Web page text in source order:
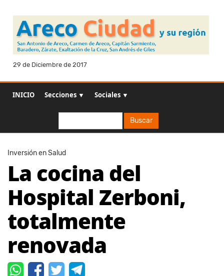
29 de Diciembre de 2017
INICIO Secciones ▼ Sociales ▼
Buscar
Inversión en Salud
La cocina del
Hospital Zerboni,
totalmente
renovada